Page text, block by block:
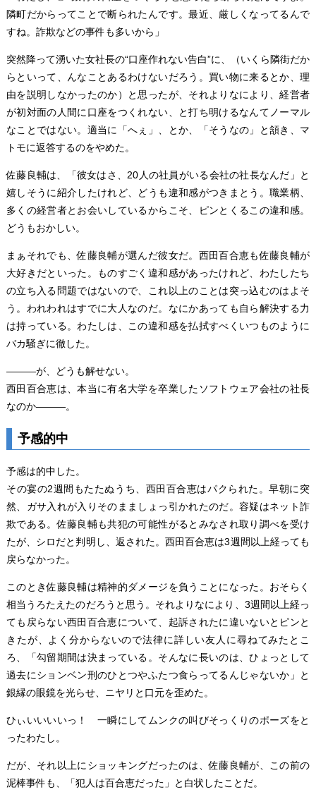
隣町だからってことで断られたんです。最近、厳しくなってるんで
すね。詐欺などの事件も多いから」
突然降って湧いた女社長の“口座作れない告白”に、（いくら隣街だか
らといって、んなことあるわけないだろう。買い物に来るとか、理
由を説明しなかったのか）と思ったが、それよりなにより、経営者
が初対面の人間に口座をつくれない、と打ち明けるなんてノーマル
なことではない。適当に「へぇ」、とか、「そうなの」と頷き、マ
トモに返答するのをやめた。
佐藤良輔は、「彼女はさ、20人の社員がいる会社の社長なんだ」と
嬉しそうに紹介したけれど、どうも違和感がつきまとう。職業柄、
多くの経営者とお会いしているからこそ、ピンとくるこの違和感。
どうもおかしい。
まぁそれでも、佐藤良輔が選んだ彼女だ。西田百合恵も佐藤良輔が
大好きだといった。ものすごく違和感があったけれど、わたしたち
の立ち入る問題ではないので、これ以上のことは突っ込むのはよそ
う。われわれはすでに大人なのだ。なにかあっても自ら解決する力
は持っている。わたしは、この違和感を払拭すべくいつものように
バカ騒ぎに徹した。
―――が、どうも解せない。
西田百合恵は、本当に有名大学を卒業したソフトウェア会社の社長
なのか―――。
予感的中
予感は的中した。
その宴の2週間もたたぬうち、西田百合恵はパクられた。早朝に突
然、ガサ入れが入りそのまましょっ引かれたのだ。容疑はネット詐
欺である。佐藤良輔も共犯の可能性がるとみなされ取り調べを受け
たが、シロだと判明し、返された。西田百合恵は3週間以上経っても
戻らなかった。
このとき佐藤良輔は精神的ダメージを負うことになった。おそらく
相当うろたえたのだろうと思う。それよりなにより、3週間以上経っ
ても戻らない西田百合恵について、起訴されたに違いないとピンと
きたが、よく分からないので法律に詳しい友人に尋ねてみたとこ
ろ、「勾留期間は決まっている。そんなに長いのは、ひょっとして
過去にションベン刑のひとつやふたつ食らってるんじゃないか」と
銀縁の眼鏡を光らせ、ニヤリと口元を歪めた。
ひぃいいいいっ！ 一瞬にしてムンクの叫びそっくりのポーズをと
ったわたし。
だが、それ以上にショッキングだったのは、佐藤良輔が、この前の
泥棒事件も、「犯人は百合恵だった」と白状したことだ。